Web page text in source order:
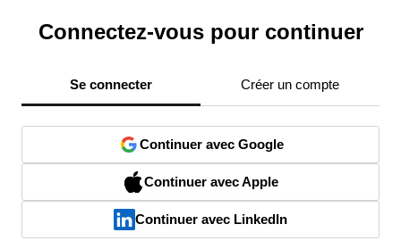
Connectez-vous pour continuer
Se connecter Créer un compte
Continuer avec Google
Continuer avec Apple
Continuer avec LinkedIn